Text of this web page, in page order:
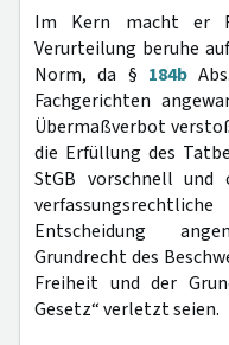
Im Kern macht er
Verurteilung beruhe
Norm, da § 184b
Fachgerichten
Übermaßverbot
die Erfüllung des
StGB vorschnell und
Entscheidung
Grundrecht des
Freiheit und der
Gesetz“ verletzt seien.